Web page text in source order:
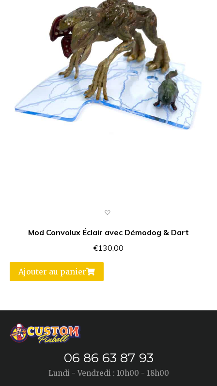
Mod Convolux Éclair avec Démodog & Dart
€130,00
Ajouter au panier
06 86 63 87 93
Lundi - Vendredi : 10h00 - 18h00